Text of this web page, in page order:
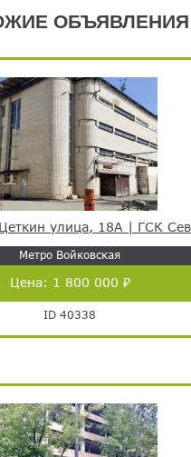
ОБЪЯВЛЕНИЯ
улица, 18А | ГСК
Метро Войковская
Цена: 1 800 000 ₽
ID 40338